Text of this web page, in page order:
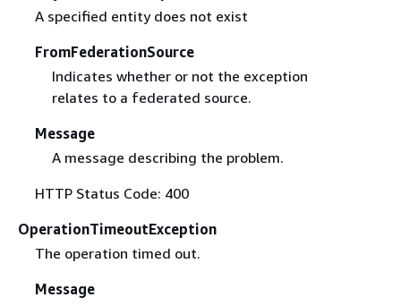
A specified entity does not exist
FromFederationSource
Indicates whether or not the exception
relates to a federated source.
Message
A message describing the problem.
HTTP Status Code: 400
OperationTimeoutException
The operation timed out.
Message